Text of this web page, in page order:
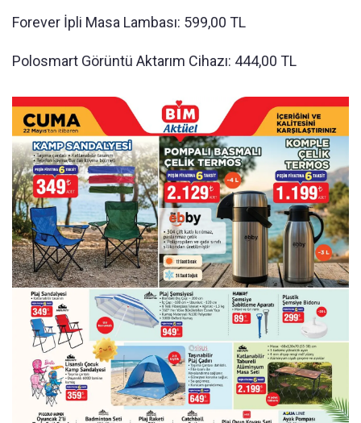
Forever İpli Masa Lambası: 599,00 TL
Polosmart Görüntü Aktarım Cihazı: 444,00 TL